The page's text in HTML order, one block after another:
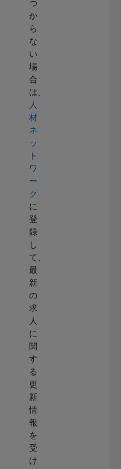
つ
か
ら
な
い
場
合
は、
人
材
ネ
ッ
ト
ワ
ー
ク
に
登
録
し
て、
最
新
の
求
人
に
関
す
る
更
新
情
報
を
受
け